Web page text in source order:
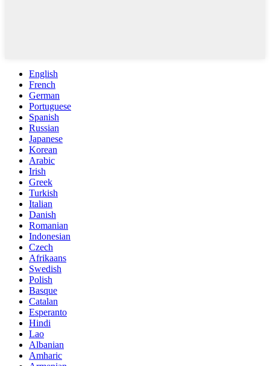
English
French
German
Portuguese
Spanish
Russian
Japanese
Korean
Arabic
Irish
Greek
Turkish
Italian
Danish
Romanian
Indonesian
Czech
Afrikaans
Swedish
Polish
Basque
Catalan
Esperanto
Hindi
Lao
Albanian
Amharic